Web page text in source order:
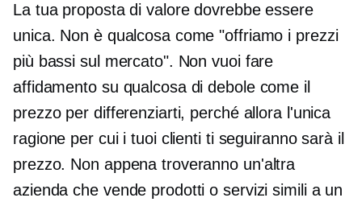
La tua proposta di valore dovrebbe essere
unica. Non è qualcosa come "offriamo i prezzi
più bassi sul mercato". Non vuoi fare
affidamento su qualcosa di debole come il
prezzo per differenziarti, perché allora l'unica
ragione per cui i tuoi clienti ti seguiranno sarà il
prezzo. Non appena troveranno un'altra
azienda che vende prodotti o servizi simili a un